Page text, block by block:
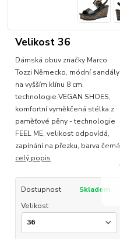
Velikost 36
Dámská obuv značky Marco
Tozzi Německo, módní sandály
na vyšším klínu 8 cm,
technologie VEGAN SHOES,
komfortní vyměkčená stélka z
paměťové pěny - technologie
FEEL ME, velikost odpovídá,
zapínání na přezku, barva černá
celý popis
Dostupnost
Skladem
Velikost